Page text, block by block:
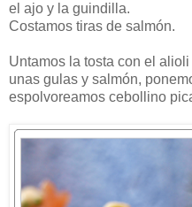
el ajo y la guindilla.
Costamos tiras de salmón.
Untamos la tosta con el
unas gulas y salmón,
espolvoreamos cebollino